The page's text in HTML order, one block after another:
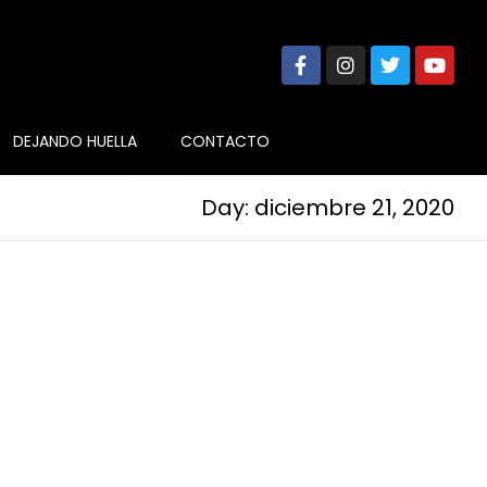
DEJANDO HUELLA CONTACTO
Day: diciembre 21, 2020